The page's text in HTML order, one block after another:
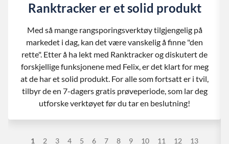
1 2 3 4 5 6 7 8 9 10 11 12 13
Ranktracker er et solid produkt
Med så mange rangsporingsverktøy tilgjengelig på
markedet i dag, kan det være vanskelig å finne "den
rette". Etter å ha lekt med Ranktracker og diskutert de
forskjellige funksjonene med Felix, er det klart for meg
at de har et solid produkt. For alle som fortsatt er i tvil,
tilbyr de en 7-dagers gratis prøveperiode, som lar deg
utforske verktøyet før du tar en beslutning!